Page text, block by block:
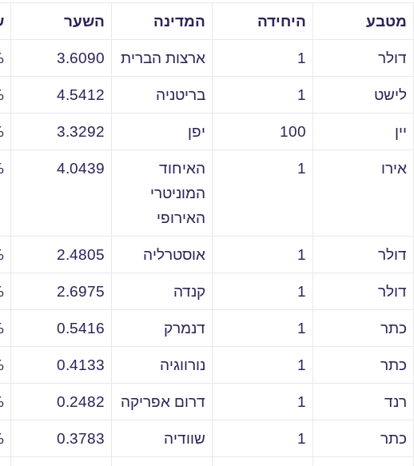
מטבע היחידה המדינה השער
דולר 1 ארצות הברית 3.6090
לישט 1 בריטניה 4.5412
יין 100 יפן 3.3292
אירו 1
האיחוד
המוניטרי
האירופי
4.0439
דולר 1 אוסטרליה 2.4805
דולר 1 קנדה 2.6975
כתר 1 דנמרק 0.5416
כתר 1 נורווגיה 0.4133
רנד 1 דרום אפריקה 0.2482
כתר 1 שוודיה 0.3783